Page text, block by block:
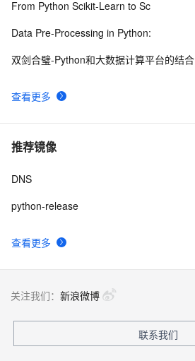
查看更多
From Python Scikit-Learn to Sc
Data Pre-Processing in Python:
双剑合璧-Python和大数据计算平台的结合
推荐镜像
查看更多
DNS
python-release
关注我们： 新浪微博
联系我们